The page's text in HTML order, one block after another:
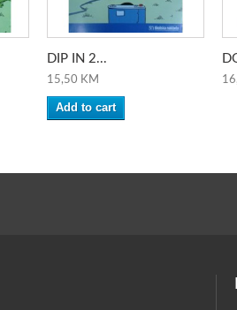
DIP IN 2...
15,50 KM
Add to cart